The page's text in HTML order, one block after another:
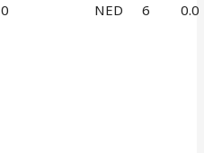
0 NED 6 0.0